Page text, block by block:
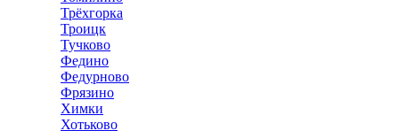
Трёхгорка
Троицк
Тучково
Федино
Федурново
Фрязино
Химки
Хотьково